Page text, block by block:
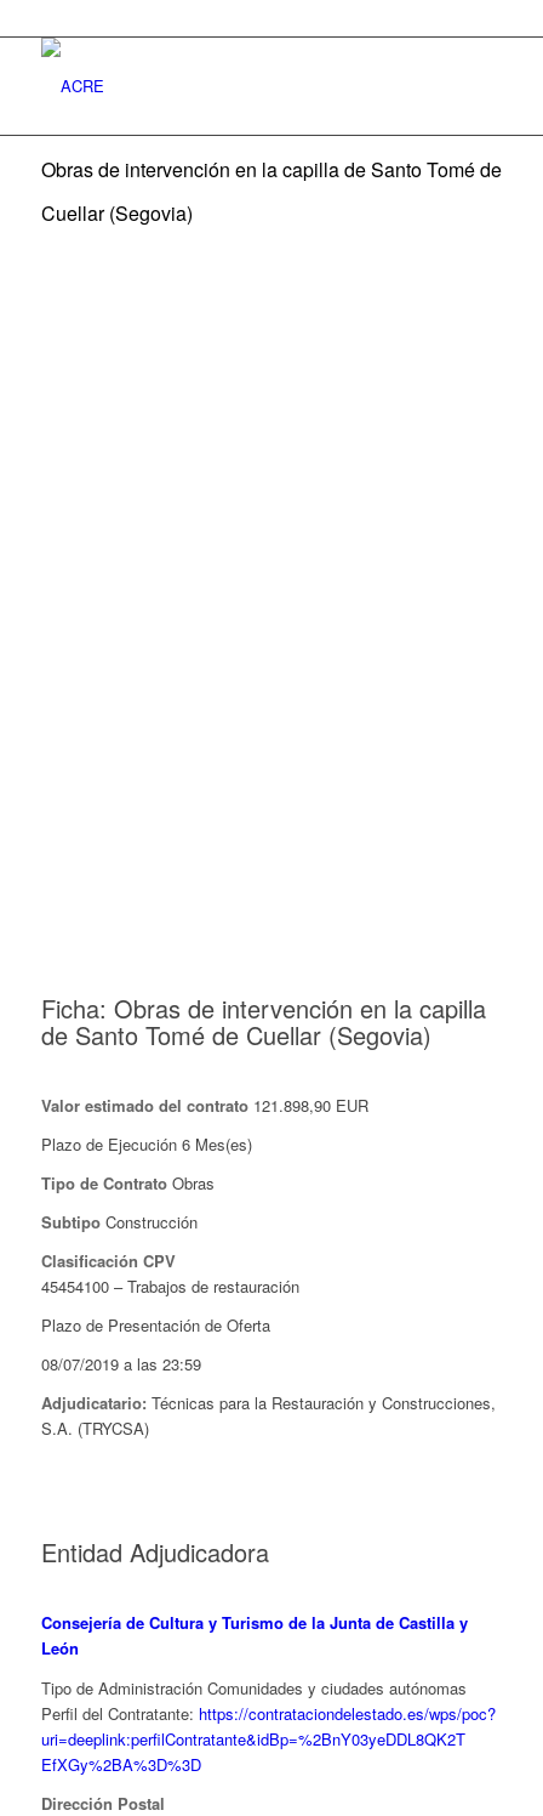
Obras de intervención en la capilla de Santo Tomé de
Cuellar (Segovia)
Ficha: Obras de intervención en la capilla
de Santo Tomé de Cuellar (Segovia)
Valor estimado del contrato 121.898,90 EUR
Plazo de Ejecución 6 Mes(es)
Tipo de ContratoObras
SubtipoConstrucción
Clasificación CPV
45454100 – Trabajos de restauración
Plazo de Presentación de Oferta
08/07/2019 a las 23:59
Adjudicatario: Técnicas para la Restauración y Construcciones,
S.A. (TRYCSA)
Entidad Adjudicadora
Consejería de Cultura y Turismo de la Junta de Castilla y
León
Tipo de Administración Comunidades y ciudades autónomas
Perfil del Contratante: https://contrataciondelestado.es/wps/poc?
uri=deeplink:perfilContratante&idBp=%2BnY03yeDDL8QK2T
EfXGy%2BA%3D%3D
Dirección Postal